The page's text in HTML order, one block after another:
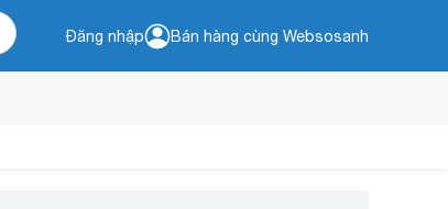
Đăng nhập Bán hàng cùng Websosanh